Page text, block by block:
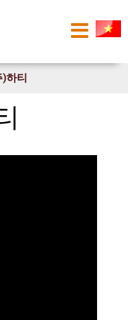
)하티